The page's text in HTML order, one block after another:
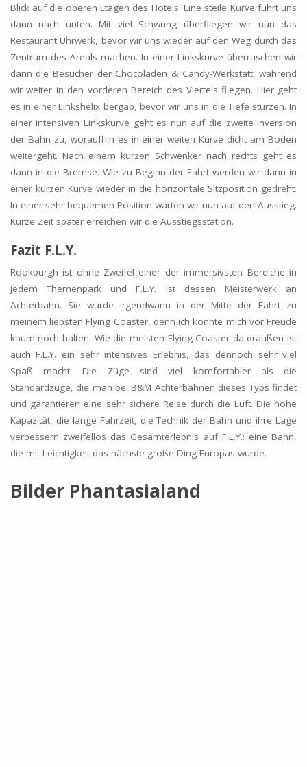
Blick auf die oberen Etagen des Hotels. Eine steile Kurve führt uns
dann nach unten. Mit viel Schwung überfliegen wir nun das
Restaurant Uhrwerk, bevor wir uns wieder auf den Weg durch das
Zentrum des Areals machen. In einer Linkskurve überraschen wir
dann die Besucher der Chocoladen & Candy-Werkstatt, während
wir weiter in den vorderen Bereich des Viertels fliegen. Hier geht
es in einer Linkshelix bergab, bevor wir uns in die Tiefe stürzen. In
einer intensiven Linkskurve geht es nun auf die zweite Inversion
der Bahn zu, woraufhin es in einer weiten Kurve dicht am Boden
weitergeht. Nach einem kurzen Schwenker nach rechts geht es
dann in die Bremse. Wie zu Beginn der Fahrt werden wir dann in
einer kurzen Kurve wieder in die horizontale Sitzposition gedreht.
In einer sehr bequemen Position warten wir nun auf den Ausstieg.
Kurze Zeit später erreichen wir die Ausstiegsstation.
Fazit F.L.Y.
Rookburgh ist ohne Zweifel einer der immersivsten Bereiche in
jedem Themenpark und F.L.Y. ist dessen Meisterwerk an
Achterbahn. Sie wurde irgendwann in der Mitte der Fahrt zu
meinem liebsten Flying Coaster, denn ich konnte mich vor Freude
kaum noch halten. Wie die meisten Flying Coaster da draußen ist
auch F.L.Y. ein sehr intensives Erlebnis, das dennoch sehr viel
Spaß macht. Die Züge sind viel komfortabler als die
Standardzüge, die man bei B&M Achterbahnen dieses Typs findet
und garantieren eine sehr sichere Reise durch die Luft. Die hohe
Kapazität, die lange Fahrzeit, die Technik der Bahn und ihre Lage
verbessern zweifellos das Gesamterlebnis auf F.L.Y.: eine Bahn,
die mit Leichtigkeit das nächste große Ding Europas wurde.
Bilder Phantasialand